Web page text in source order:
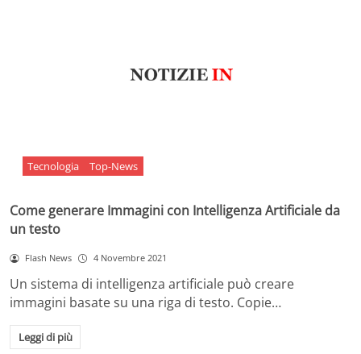
Tecnologia Top-News
Come generare Immagini con Intelligenza Artificiale da
un testo
Flash News 4 Novembre 2021
Un sistema di intelligenza artificiale può creare
immagini basate su una riga di testo. Copie…
Leggi di più